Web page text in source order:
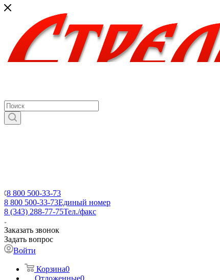
8 800 500-33-73
8 800 500-33-73Единый номер
8 (343) 288-77-75Тел./факс
Заказать звонок
Задать вопрос
Войти
Корзина0
Отложенные0